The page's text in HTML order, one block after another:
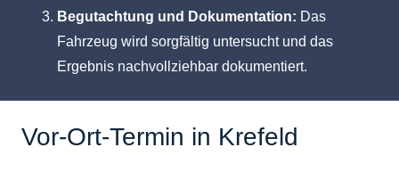
Begutachtung und Dokumentation: Das
Fahrzeug wird sorgfältig untersucht und das
Ergebnis nachvollziehbar dokumentiert.
Vor-Ort-Termin in Krefeld